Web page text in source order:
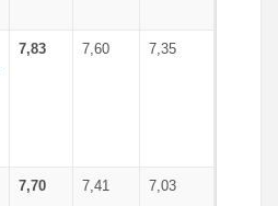
7,83 7,60 7,35
7,70 7,41 7,03